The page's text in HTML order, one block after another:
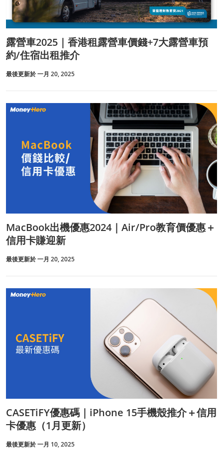
露營車2025｜香港租露營車價錢+7大露營車預
約/住宿出租推介
最後更新於 一月 20, 2025
MacBook出機優惠2024｜Air/Pro教育價優惠＋
信用卡賺迎新
最後更新於 一月 20, 2025
CASETiFY優惠碼｜iPhone 15手機殼推介＋信用
卡優惠（1月更新）
最後更新於 一月 10, 2025